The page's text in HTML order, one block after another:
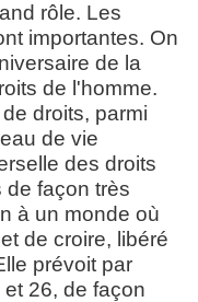
rôle. Les
importantes. On
de la
de l'homme.
droits, parmi
de vie
des droits
de façon très
à un monde où
de croire, libéré
prévoit par
26, de façon